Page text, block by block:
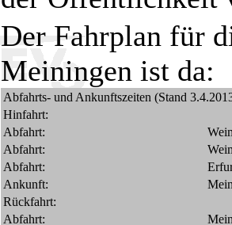
Der Fahrplan für
Meiningen ist da:
Abfahrts- und Ankunftszeiten (Stand
Hinfahrt:
Abfahrt:
Abfahrt:
Abfahrt:
Ankunft:
Rückfahrt:
Abfahrt: